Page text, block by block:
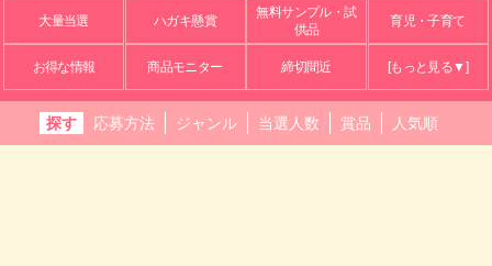
大量当選 ハガキ懸賞
無料サンプル・試
供品
育児・子育て
お得な情報 商品モニター 締切間近 [もっと見る▼]
探す 応募方法 ジャンル 当選人数 賞品 人気順